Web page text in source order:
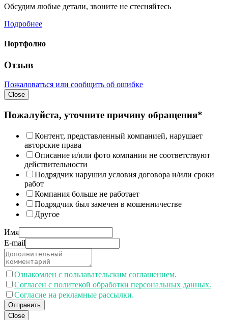
Обсудим любые детали, звоните не стесняйтесь
Подробнее
Портфолио
Отзыв
Пожаловаться или сообщить об ошибке
Close
Пожалуйста, уточните причину обращения*
Контент, представленный компанией, нарушает
авторские права
Описание и/или фото компании не соответствуют
действительности
Подрядчик нарушил условия договора и/или сроки
работ
Компания больше не работает
Подрядчик был замечен в мошенничестве
Другое
Имя
E-mail
Ознакомлен с пользавательским соглашением.
Согласен с политекой обработки персональных данных.
Согласие на рекламные рассылки.
Отправить
Close